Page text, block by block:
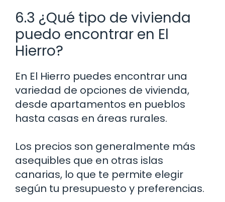
6.3 ¿Qué tipo de vivienda
puedo encontrar en El
Hierro?
En El Hierro puedes encontrar una
variedad de opciones de vivienda,
desde apartamentos en pueblos
hasta casas en áreas rurales.
Los precios son generalmente más
asequibles que en otras islas
canarias, lo que te permite elegir
según tu presupuesto y preferencias.